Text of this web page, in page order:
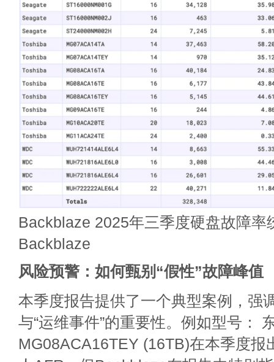
Backblaze 2025年三季度硬盘故障率
Backblaze
风险预警：如何甄别“假性”故障峰值
本季度报告提供了一个典型案例，强
与“运维事件”的重要性。例如型号：
MG08ACA16TEY (16TB)在本季度报